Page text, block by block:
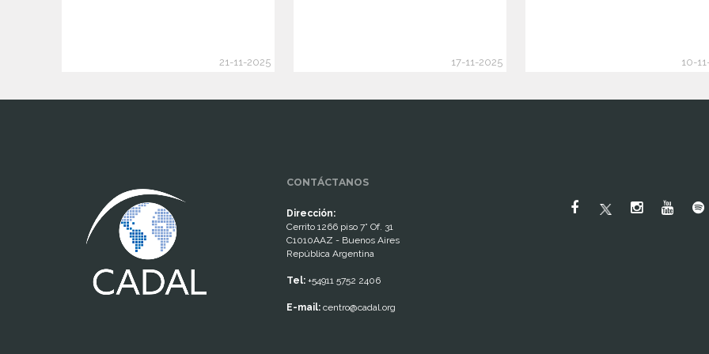
21-11-2025 17-11-2025 10-
CONTÁCTANOS
Dirección:
Cerrito 1266 piso 7° Of. 31
C1010AAZ - Buenos Aires
República Argentina
Tel: +54911 5752 2406
E-mail: centro@cadal.org